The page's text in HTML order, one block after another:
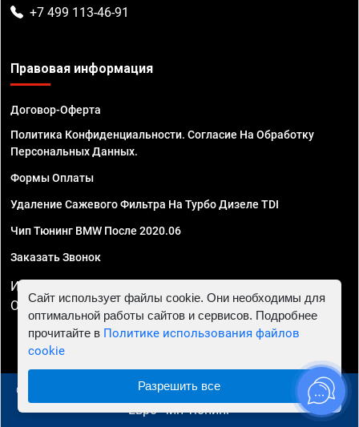
+7 499 113-46-91
Правовая информация
Договор-Оферта
Политика Конфиденциальности. Согласие На Обработку
Персональных Данных.
Формы Оплаты
Удаление Сажевого Фильтра На Турбо Дизеле TDI
Чип Тюнинг BMW После 2020.06
Заказать Звонок
ИП Смирнов Георгий Павлович. ИНН 781302555843,
ОГРНИП 324470400032610
© 2010 - 2026 Чип тюнинг в Москве и МО - Автосервис
"Евро Чип Тюнинг"
Сайт использует файлы cookie. Они необходимы для
оптимальной работы сайтов и сервисов. Подробнее
прочитайте в Политике использования файлов
cookie
Разрешить все